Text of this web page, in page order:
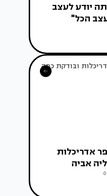
יודע לעצב
הכל"
אדריכלות
אביה